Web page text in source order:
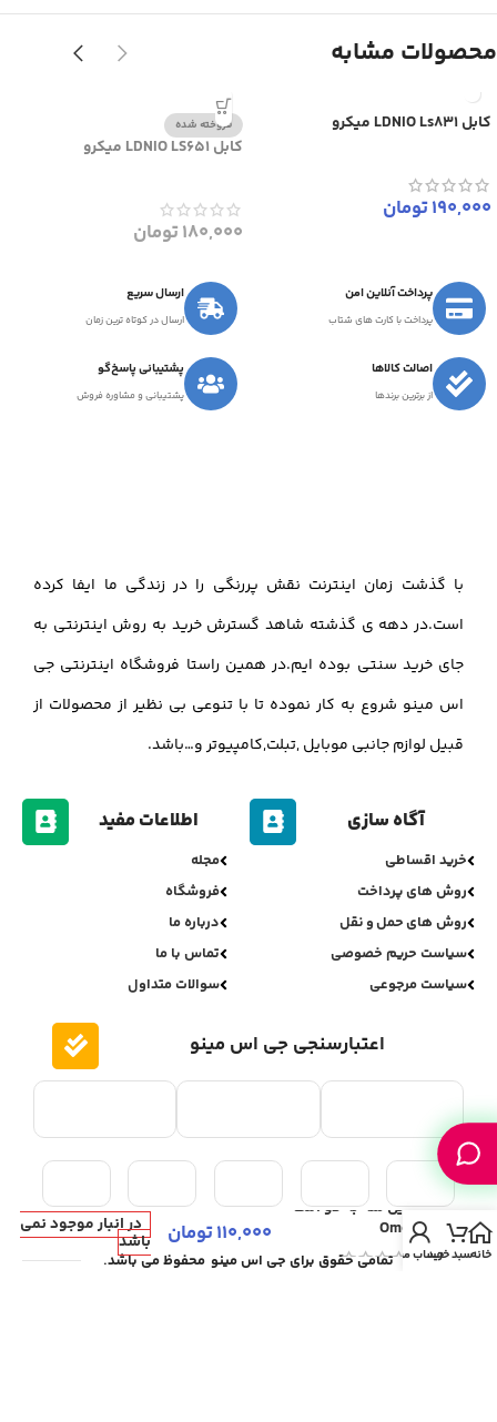
محصولات مشابه
کابل LDNIO Ls831 میکرو
190,000تومان
فروخته شده
کابل LDNIO LS651 میکرو
180,000تومان
پرداخت آنلاین امن
پرداخت با کارت های شتاب
ارسال سریع
ارسال در کوتاه ترین زمان
اصالت کالاها
از برترین برندها
پشتیبانی پاسخ‌گو
پشتیبانی و مشاوره فروش
با گذشت زمان اینترنت نقش پررنگی را در زندگی ما ایفا کرده
است.در دهه ی گذشته شاهد گسترش خرید به روش اینترنتی به
جای خرید سنتی بوده ایم.در همین راستا فروشگاه اینترنتی جی
اس مینو شروع به کار نموده تا با تنوعی بی نظیر از محصولات از
قبیل لوازم جانبی موبایل ,تبلت,کامپیوتر و…باشد.
آگاه سازی
خرید اقساطی
روش های پرداخت
روش های حمل و نقل
سیاست حریم خصوصی
سیاست مرجوعی
اطلاعات مفید
مجله
فروشگاه
درباره ما
تماس با ما
سوالات متداول
اعتبارسنجی جی اس مینو
تمامی حقوق برای جی اس مینو محفوظ می باشد. خانهسبد خریدحساب من
تبدیل سه به دو امگا
Omega
110,000تومان در انبار موجود نمی
باشد